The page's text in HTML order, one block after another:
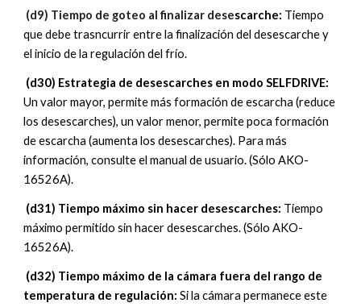
(d9) Tiempo de goteo al finalizar desescarche: Tiempo
que debe trasncurrir entre la finalización del desescarche y
el inicio de la regulación del frío.
(d30) Estrategia de desescarches en modo SELFDRIVE
Un valor mayor, permite más formación de escarcha (reduce
los desescarches), un valor menor, permite poca formación
de escarcha (aumenta los desescarches). Para más
información, consulte el manual de usuario. (Sólo AKO-
16526A).
(d31) Tiempo máximo sin hacer desescarches: Tiempo
máximo permitido sin hacer desescarches. (Sólo AKO-
16526A).
(d32) Tiempo máximo de la cámara fuera del rango de
temperatura de regulación: Si la cámara permanece este